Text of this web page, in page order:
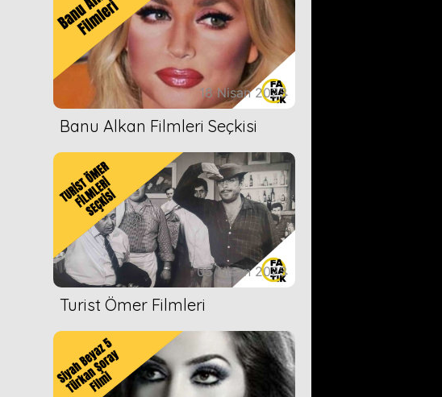
18 Nisan 2023
Banu Alkan Filmleri Seçkisi
05 Nisan 2023
Turist Ömer Filmleri